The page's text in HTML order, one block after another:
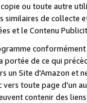
ou toute autre
similaires de
et le Contenu
de ce qui
un Site d'Amazon et
toute page d'un
contenir des